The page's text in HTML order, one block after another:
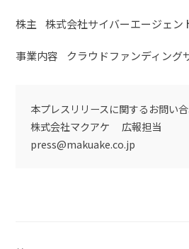
株主 株式会社サイバーエージェ
事業内容 クラウドファンディング
本プレスリリースに関するお問い合
株式会社マクアケ 広報担当
press@makuake.co.jp